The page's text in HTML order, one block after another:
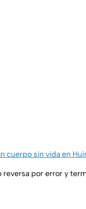
cuerpo sin vida en
reversa por error y